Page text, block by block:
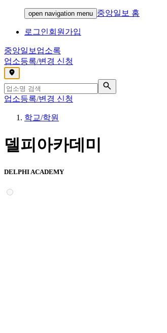
open navigation menu 중앙일보 홈
로그인회원가입
중앙일보 업소록
업소등록/변경 신청
,
업소등록/변경 신청
학교/학원
델피아카데미
DELPHI ACADEMY